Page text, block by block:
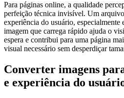
Para páginas online, a qualidade
perfeição técnica invisível. Um
experiência do usuário, especialmente
imagem que carrega rápido ajuda o
espera e contribui para uma página
visual necessário sem desperdiçar
Converter imagens
e experiência do